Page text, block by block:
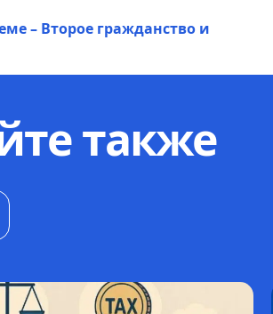
– Второе гражданство и
также